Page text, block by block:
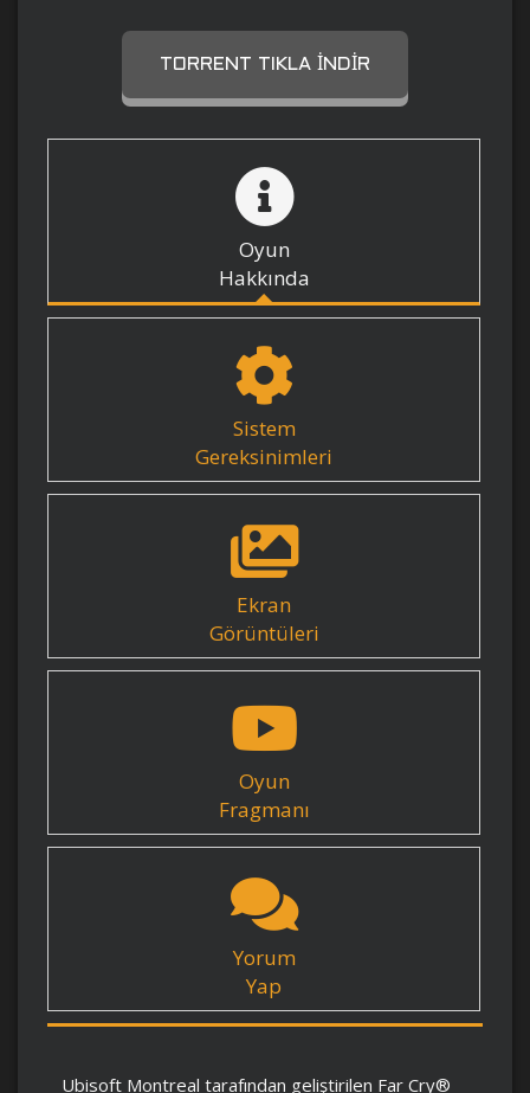
TORRENT TIKLA İNDIR
Oyun
Hakkında
Sistem
Gereksinimleri
Ekran
Görüntüleri
Oyun
Fragmanı
Yorum
Yap
Ubisoft Montreal tarafından geliştirilen Far Cry®